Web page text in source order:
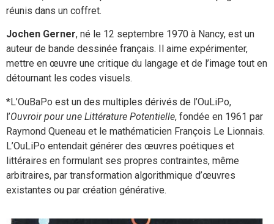
réunis dans un coffret.
Jochen Gerner, né le 12 septembre 1970 à Nancy, est un
auteur de bande dessinée français. Il aime expérimenter,
mettre en œuvre une critique du langage et de l’image tout en
détournant les codes visuels.
*L’OuBaPo est un des multiples dérivés de l’OuLiPo,
l’Ouvroir pour une Littérature Potentielle, fondée en 1961 par
Raymond Queneau et le mathématicien François Le Lionnais.
L’OuLiPo entendait générer des œuvres poétiques et
littéraires en formulant ses propres contraintes, même
arbitraires, par transformation algorithmique d’œuvres
existantes ou par création générative.